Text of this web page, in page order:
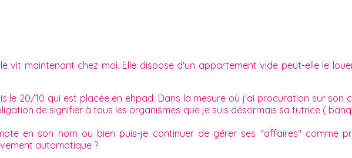
vit maintenant chez moi. Elle dispose d'un appartement vide peut-elle le
le 20/10 qui est placée en ehpad. Dans la mesure où j'ai procuration sur
de signifier à tous les organismes que je suis désormais sa tutrice (
en son nom ou bien puis-je continuer de gérer ses "affaires" comme
automatique ?